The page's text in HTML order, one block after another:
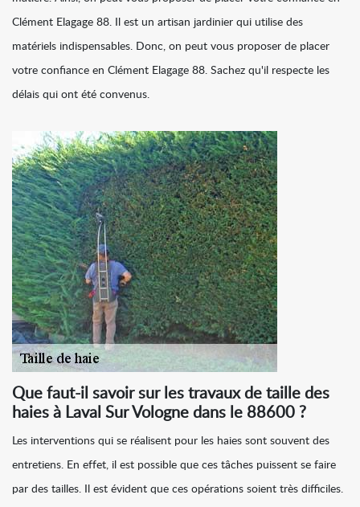
Clément Elagage 88. Il est un artisan jardinier qui utilise des
matériels indispensables. Donc, on peut vous proposer de placer
votre confiance en Clément Elagage 88. Sachez qu'il respecte les
délais qui ont été convenus.
Que faut-il savoir sur les travaux de taille des
haies à Laval Sur Vologne dans le 88600 ?
Les interventions qui se réalisent pour les haies sont souvent des
entretiens. En effet, il est possible que ces tâches puissent se faire
par des tailles. Il est évident que ces opérations soient très difficiles.